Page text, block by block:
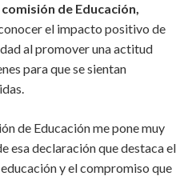
de Educación,
el impacto positivo de
al promover una actitud
para que se sientan
de Educación me pone muy
esa declaración que destaca el
y el compromiso que